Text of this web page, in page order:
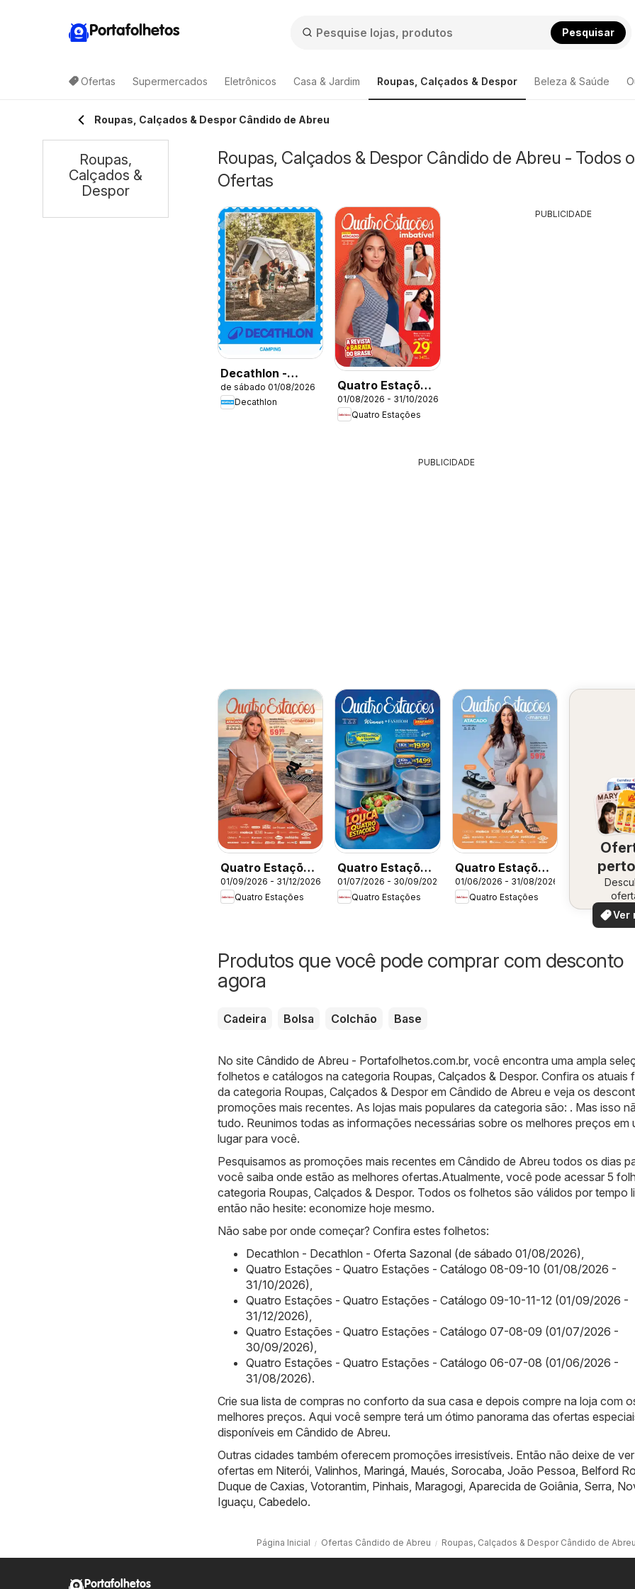
Portafolhetos Pesquisar
Ofertas Supermercados Eletrônicos Casa & Jardim Roupas, Calçados & Despor Beleza & Saúde
Roupas, Calçados & Despor Cândido de Abreu
Roupas, Calçados & Despor Cândido de Abreu - Todos
Ofertas
Decathlon -
Oferta Sazonal
de sábado 01/08/2026
Decathlon
Quatro Estações
- Catálogo 08-
09-10
01/08/2026 - 31/10/2026
Quatro Estações
PUBLICIDADE
PUBLICIDADE
Quatro Estações
- Catálogo 09-10-
11-12
01/09/2026 - 31/12/2026
Quatro Estações
Quatro Estações
- Catálogo 07-
08-09
01/07/2026 - 30/09/2026
Quatro Estações
Quatro Estações
- Catálogo 06-
07-08
01/06/2026 - 31/08/2026
Quatro Estações
Ver
Produtos que você pode comprar com desconto
agora
Cadeira Bolsa Colchão Base
No site Cândido de Abreu - Portafolhetos.com.br, você encontra uma ampla
folhetos e catálogos na categoria Roupas, Calçados & Despor. Confira os atuais
da categoria Roupas, Calçados & Despor em Cândido de Abreu e veja os
promoções mais recentes. As lojas mais populares da categoria são: . Mas isso
tudo. Reunimos todas as informações necessárias sobre os melhores preços em
lugar para você.
Pesquisamos as promoções mais recentes em Cândido de Abreu todos os dias
você saiba onde estão as melhores ofertas.Atualmente, você pode acessar 5
categoria Roupas, Calçados & Despor. Todos os folhetos são válidos por tempo
então não hesite: economize hoje mesmo.
Não sabe por onde começar? Confira estes folhetos:
Decathlon - Decathlon - Oferta Sazonal (de sábado 01/08/2026),
Quatro Estações - Quatro Estações - Catálogo 08-09-10 (01/08/2026 -
31/10/2026),
Quatro Estações - Quatro Estações - Catálogo 09-10-11-12 (01/09/2026 -
31/12/2026),
Quatro Estações - Quatro Estações - Catálogo 07-08-09 (01/07/2026 -
30/09/2026),
Quatro Estações - Quatro Estações - Catálogo 06-07-08 (01/06/2026 -
31/08/2026).
Crie sua lista de compras no conforto da sua casa e depois compre na loja com
melhores preços. Aqui você sempre terá um ótimo panorama das ofertas
disponíveis em Cândido de Abreu.
Outras cidades também oferecem promoções irresistíveis. Então não deixe de
ofertas em Niterói, Valinhos, Maringá, Maués, Sorocaba, João Pessoa, Belford
Duque de Caxias, Votorantim, Pinhais, Maragogi, Aparecida de Goiânia, Serra,
Iguaçu, Cabedelo.
Página Inicial Ofertas Cândido de Abreu Roupas, Calçados & Despor Cândido de Abreu
Roupas,
Calçados &
Despor
Portafolhetos